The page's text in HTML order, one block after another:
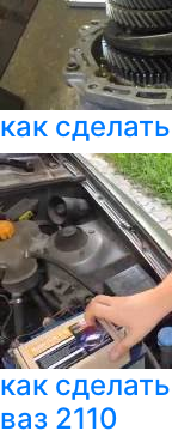
как
как
ваз 2110